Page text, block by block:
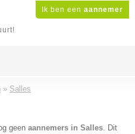
Ik ben een aannemer
» Salles
geen aannemers in Salles. Dit